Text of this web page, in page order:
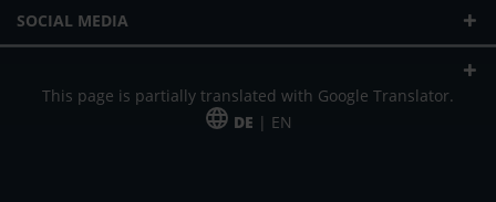
SOCIAL MEDIA
This page is partially translated with Google Translator.
DE | EN